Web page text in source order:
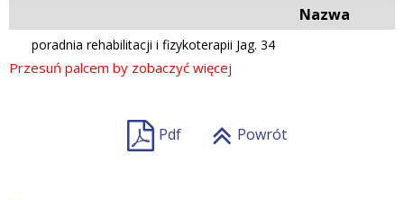
Nazwa
poradnia rehabilitacji i fizykoterapii Jag. 34
Pdf Powrót